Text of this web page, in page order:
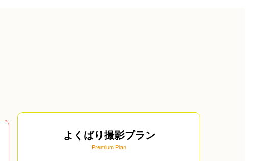
よくばり撮影プラン
Premium Plan